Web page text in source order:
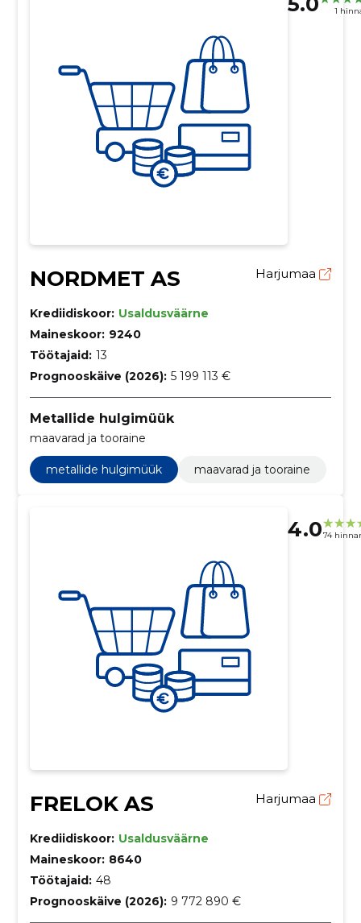
1
NORDMET AS Harjumaa
Krediidiskoor: Usaldusväärne
Maineskoor: 9240
Töötajaid: 13
Prognooskäive (2026): 5 199 113 €
Metallide hulgimüük
maavarad ja tooraine
metallide hulgimüük maavarad ja tooraine
4.074
FRELOK AS Harjumaa
Krediidiskoor: Usaldusväärne
Maineskoor: 8640
Töötajaid: 48
Prognooskäive (2026): 9 772 890 €